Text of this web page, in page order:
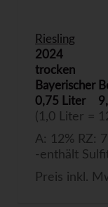
Riesling
2024
trocken
Bayerischer
0,75 Liter
(1,0 Liter =
A: 12% RZ:
-enthält
Preis inkl.